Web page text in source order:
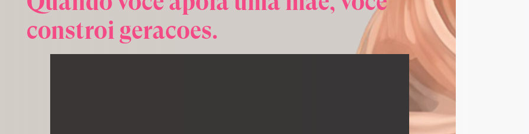
constrói gerações.